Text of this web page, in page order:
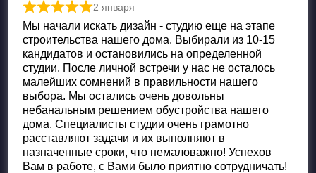
Оценка из 5
2 января
Мы начали искать дизайн - студию еще на этапе
строительства нашего дома. Выбирали из 10-15
кандидатов и остановились на определенной
студии. После личной встречи у нас не осталось
малейших сомнений в правильности нашего
выбора. Мы остались очень довольны
небанальным решением обустройства нашего
дома. Специалисты студии очень грамотно
расставляют задачи и их выполняют в
назначенные сроки, что немаловажно! Успехов
Вам в работе, с Вами было приятно сотрудничать!